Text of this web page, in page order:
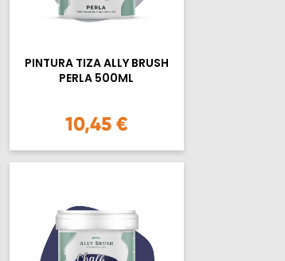
PINTURA TIZA ALLY BRUSH
PERLA 500ML
10,45 €